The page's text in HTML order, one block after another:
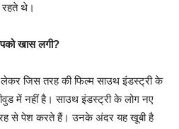
थे।
खास लगी?
जिस तरह की फिल्म साउथ इंडस्ट्री के
में नहीं है। साउथ इंडस्ट्री के लोग नए
से पेश करते हैं। उनके अंदर यह खूबी है